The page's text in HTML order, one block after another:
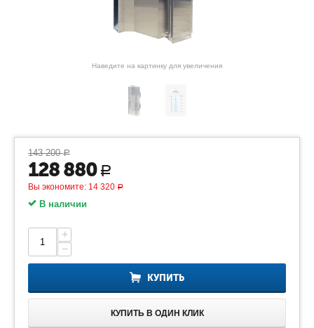
Наведите на картинку для увеличения
143 200 Р
128 880 Р
Вы экономите: 14 320 Р
В наличии
+
−
КУПИТЬ
КУПИТЬ В ОДИН КЛИК